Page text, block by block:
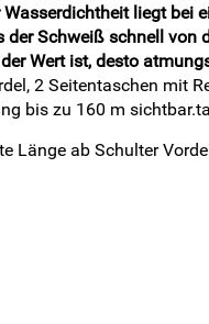
liegt bei
Schweiß schnell
Wert ist, desto
2 Seitentaschen mit
bis zu 160 m
Länge ab Schulter